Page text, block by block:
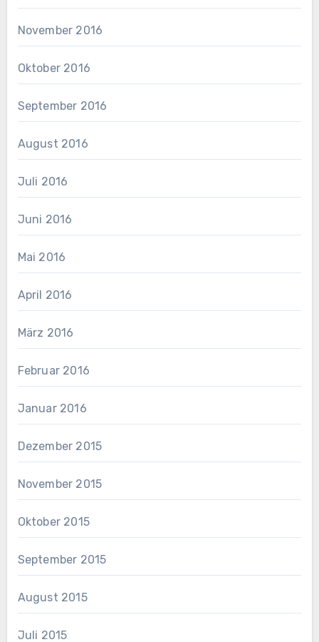
November 2016
Oktober 2016
September 2016
August 2016
Juli 2016
Juni 2016
Mai 2016
April 2016
März 2016
Februar 2016
Januar 2016
Dezember 2015
November 2015
Oktober 2015
September 2015
August 2015
Juli 2015